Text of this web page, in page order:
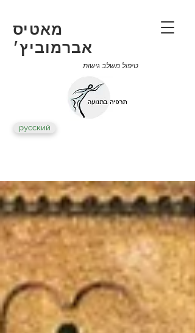
מאטיס
אברמוביץ׳
טיפול משלב גישות
русский